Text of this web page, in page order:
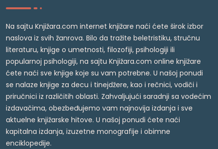
Na sajtu Knjižara.com internet knjižare naći ćete širok izbor
naslova iz svih žanrova. Bilo da tražite beletristiku, stručnu
literaturu, knjige o umetnosti, filozofiji, psihologiji ili
popularnoj psihologiji, na sajtu Knjižara.com online knjižare
ćete naći sve knjige koje su vam potrebne. U našoj ponudi
se nalaze knjige za decu i tinejdžere, kao i rečnici, vodiči i
priručnici iz različitih oblasti. Zahvaljujući saradnji sa vodećim
izdavačima, obezbeđujemo vam najnovija izdanja i sve
aktuelne knjižarske hitove. U našoj ponudi ćete naći
kapitalna izdanja, izuzetne monografije i obimne
enciklopedije.